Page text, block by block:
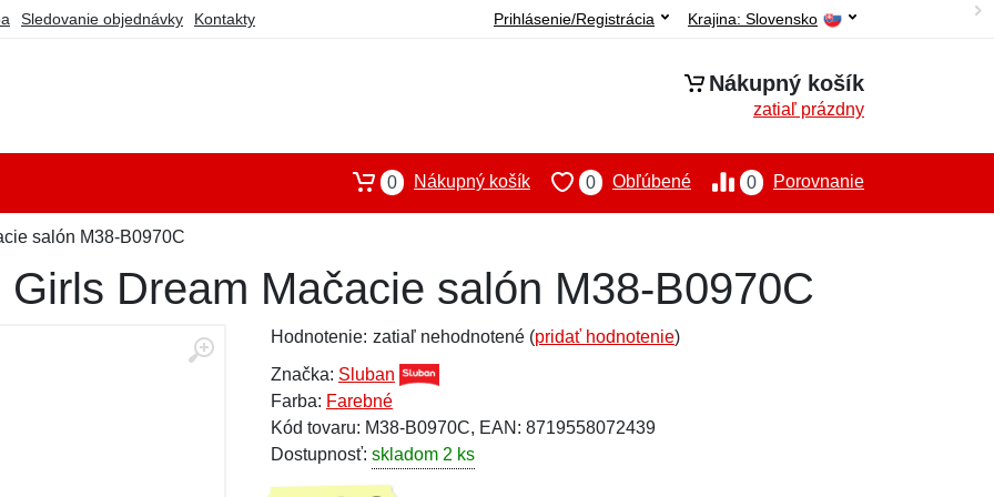
Sledovanie objednávky Kontakty Krajina: Slovensko
Prihlásenie/Registrácia
Nákupný košík
zatiaľ prázdny
0 Porovnanie
0 Obľúbené
0 Nákupný košík
salón M38-B0970C
Dream Mačacie salón M38-B0970C
Hodnotenie: zatiaľ nehodnotené (pridať hodnotenie)
Značka: Sluban
Farba: Farebné
Kód tovaru: M38-B0970C, EAN: 8719558072439
Dostupnosť: skladom 2 ks